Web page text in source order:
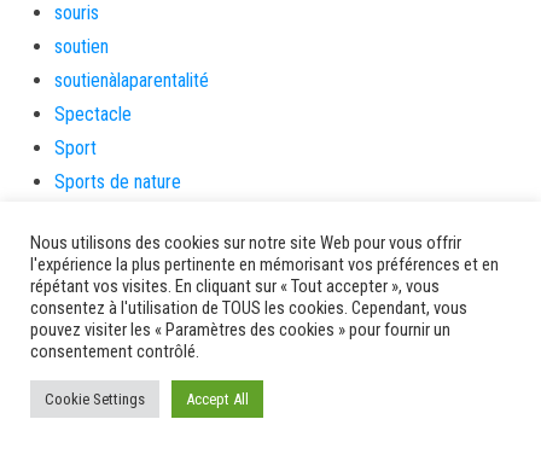
souris
soutien
soutienàlaparentalité
Spectacle
Sport
Sports de nature
Survie
tambour
tambours
tempetetropicale
Terres de patrimoine et de culture
Terres gourmandes
Nous utilisons des cookies sur notre site Web pour vous offrir
l'expérience la plus pertinente en mémorisant vos préférences et en
répétant vos visites. En cliquant sur « Tout accepter », vous
consentez à l'utilisation de TOUS les cookies. Cependant, vous
pouvez visiter les « Paramètres des cookies » pour fournir un
consentement contrôlé.
Cookie Settings Accept All